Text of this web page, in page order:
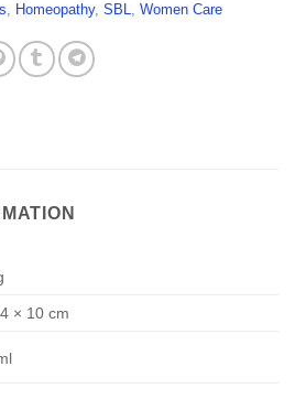
, Homeopathy, SBL, Women Care
× 10 cm